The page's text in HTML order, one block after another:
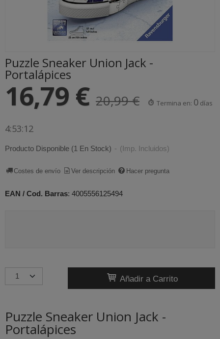
Puzzle Sneaker Union Jack -
Portalápices
16,79 € 20,99 € Termina en: 0 días
4:53:11
Producto Disponible (1 En Stock) - (Imp. Incluidos)
Costes de envío Ver descripción Hacer pregunta
EAN / Cod. Barras: 4005556125494
Añadir a Carrito
Puzzle Sneaker Union Jack -
Portalápices